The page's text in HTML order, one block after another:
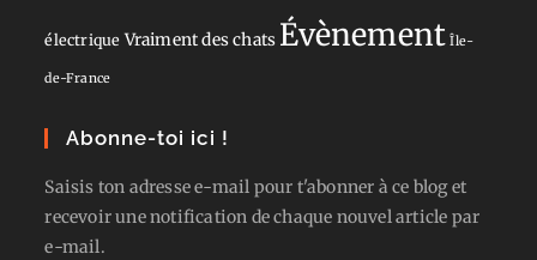
électrique Vraiment des chats Évènement Île-
de-France
Abonne-toi ici !
Saisis ton adresse e-mail pour t'abonner à ce blog et
recevoir une notification de chaque nouvel article par
e-mail.